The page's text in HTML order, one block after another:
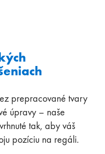
prepracované tvary
úpravy – naše
tak, aby váš
pozíciu na regáli.